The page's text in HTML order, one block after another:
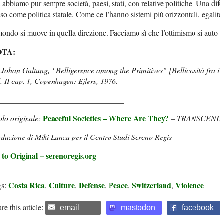
pur sempre società, paesi, stati, con relative politiche. Una
come politica statale. Come ce l’hanno sistemi più orizzontali,
si muove in quella direzione. Facciamo sì che l’ottimismo si
Galtung, “Belligerence among the Primitives” [Bellicosità fra
II cap. 1, Copenhagen: Ejlers, 1976.
originale: Peaceful Societies – Where Are They? –
di Miki Lanza per il Centro Studi Sereno Regis
to Original – serenoregis.org
Costa Rica, Culture, Defense, Peace, Switzerland, Violence
this article: email mastodon facebook